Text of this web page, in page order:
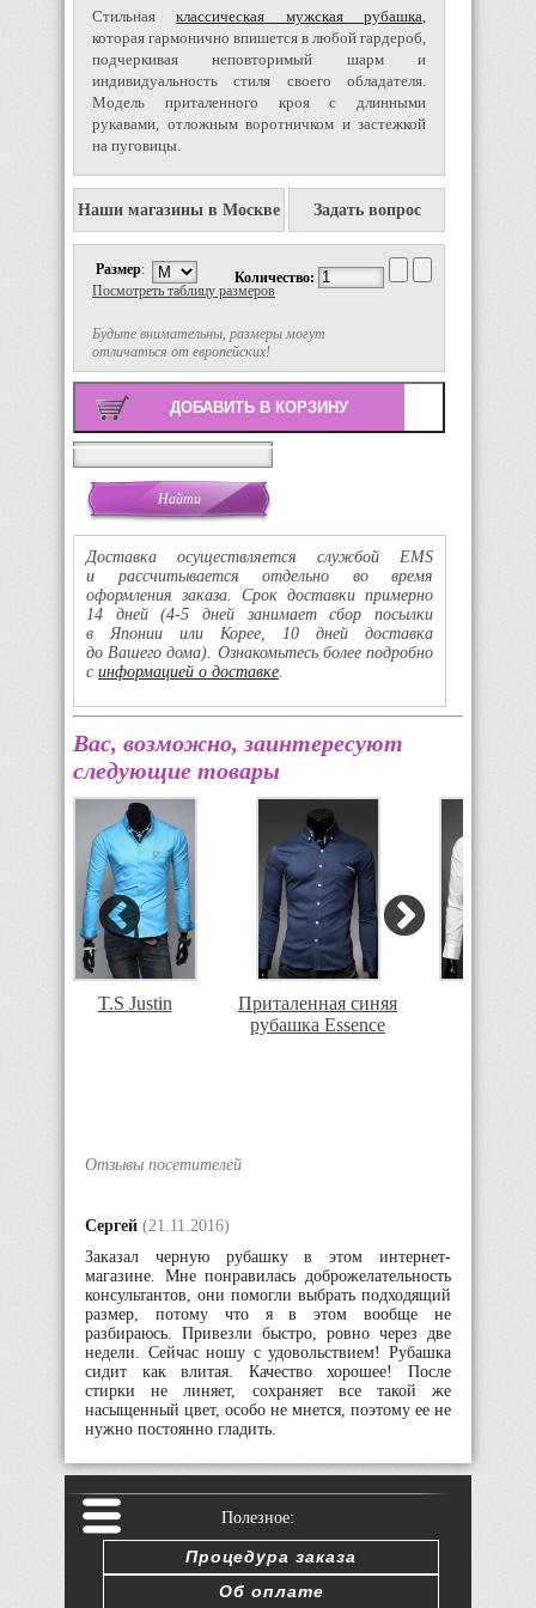
Стильнаяклассическая мужская рубашка,
которая гармонично впишется в любой гардероб,
подчеркивая неповторимый шарм и
индивидуальность стиля своего обладателя.
Модель приталенного кроя с длинными
рукавами, отложным воротничком и застежкой
на пуговицы.
Наши магазины в Москве Задать вопрос
Размер:
Будьте внимательны, размеры могут
отличаться от европейских!
Посмотреть таблицу размеров
Количество:
Поиск
Доставка осуществляется службой EMS
и рассчитывается отдельно во время
оформления заказа. Срок доставки примерно
14 дней(4-5 дней занимает сбор посылки
в Японии или Корее, 10 дней доставка
до Вашего дома). Ознакомьтесь более подробно
с информацией о доставке.
Вас, возможно, заинтересуют
следующие товары
T.S Justin
Приталенная синяя
рубашка Essence
Отзывы посетителей
Сергей (21.11.2016)
Заказал черную рубашку в этом интернет-
магазине. Мне понравилась доброжелательность
консультантов, они помогли выбрать подходящий
размер, потому что я в этом вообще не
разбираюсь. Привезли быстро, ровно через две
недели. Сейчас ношу с удовольствием! Рубашка
сидит как влитая. Качество хорошее! После
стирки не линяет, сохраняет все такой же
насыщенный цвет, особо не мнется, поэтому ее не
нужно постоянно гладить.
Полезное:
Процедура заказа
Об оплате